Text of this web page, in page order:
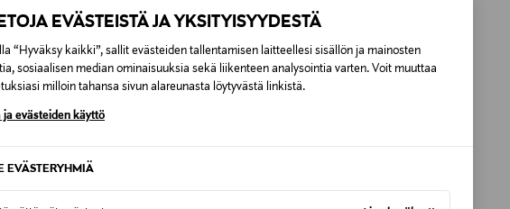
EVÄSTEISTÄ JA YKSITYISYYDESTÄ
“Hyväksy kaikki”, sallit evästeiden tallentamisen laitteellesi sisällön ja mainosten
sosiaalisen median ominaisuuksia sekä liikenteen analysointia varten. Voit muuttaa
milloin tahansa sivun alareunasta löytyvästä linkistä.
ja evästeiden käyttö
EVÄSTERYHMIÄ